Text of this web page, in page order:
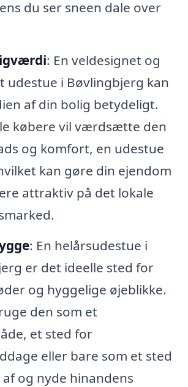
du ser sneen dale over
: En veldesignet og
udestue i Bøvlingbjerg kan
af din bolig betydeligt.
købere vil værdsætte den
og komfort, en udestue
kan gøre din ejendom
attraktiv på det lokale
: En helårsudestue i
er det ideelle sted for
og hyggelige øjeblikke.
den som et
et sted for
eller bare som et sted
og nyde hinandens